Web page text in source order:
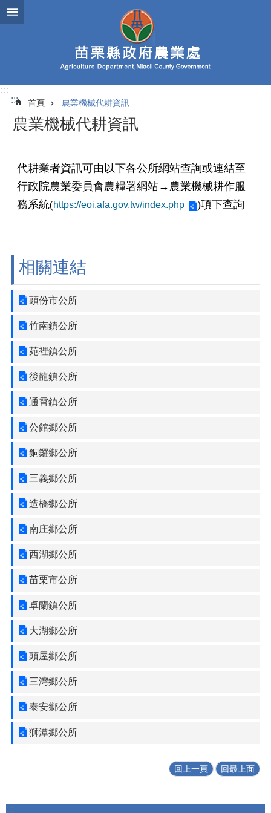
跳到主要內容區塊
務
簡
便
民
服
務
法
令
章
公
開
資
訊
農
業
機
械
代
耕
資
訊
活
花
栗
政
保
專
網
站
連
結
區
:::
:::
首頁 農業機械代耕資訊
農業機械代耕資訊
代耕業者資訊可由以下各公所網站查詢或連結至
行政院農業委員會農糧署網站→農業機械耕作服
務系統(https://eoi.afa.gov.tw/index.php )項下查詢
相關連結
頭份市公所
竹南鎮公所
苑裡鎮公所
後龍鎮公所
通霄鎮公所
公館鄉公所
銅鑼鄉公所
三義鄉公所
造橋鄉公所
南庄鄉公所
西湖鄉公所
苗栗市公所
卓蘭鎮公所
大湖鄉公所
頭屋鄉公所
三灣鄉公所
泰安鄉公所
獅潭鄉公所
回上一頁 回最上面
:::